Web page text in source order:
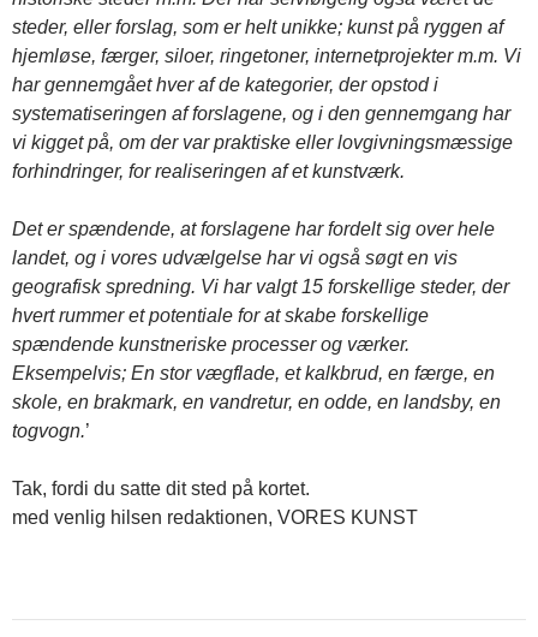
steder, eller forslag, som er helt unikke; kunst på ryggen af
hjemløse, færger, siloer, ringetoner, internetprojekter m.m. Vi
har gennemgået hver af de kategorier, der opstod i
systematiseringen af forslagene, og i den gennemgang har
vi kigget på, om der var praktiske eller lovgivningsmæssige
forhindringer, for realiseringen af et kunstværk.
Det er spændende, at forslagene har fordelt sig over hele
landet, og i vores udvælgelse har vi også søgt en vis
geografisk spredning. Vi har valgt 15 forskellige steder, der
hvert rummer et potentiale for at skabe forskellige
spændende kunstneriske processer og værker.
Eksempelvis; En stor vægflade, et kalkbrud, en færge, en
skole, en brakmark, en vandretur, en odde, en landsby, en
togvogn.’
Tak, fordi du satte dit sted på kortet.
med venlig hilsen redaktionen, VORES KUNST